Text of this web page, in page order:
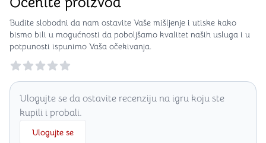
Budite slobodni da nam ostavite Vaše mišljenje i utiske kako
bismo bili u mogućnosti da poboljšamo kvalitet naših usluga i u
potpunosti ispunimo Vaša očekivanja.
Reviews
Ulogujte se da ostavite recenziju na igru koju ste
kupili i probali.
Ulogujte se